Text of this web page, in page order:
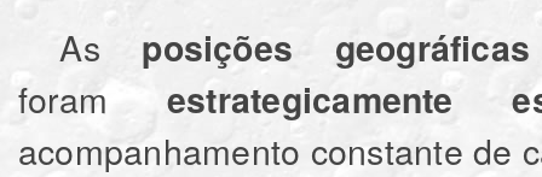
As posições geográficas
foram estrategicamente
acompanhamento constante de